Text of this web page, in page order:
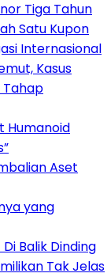
Tiga Tahun
Satu Kupon
Internasional
Kasus
Tahap
Humanoid
Aset
yang
Balik Dinding
Tak Jelas